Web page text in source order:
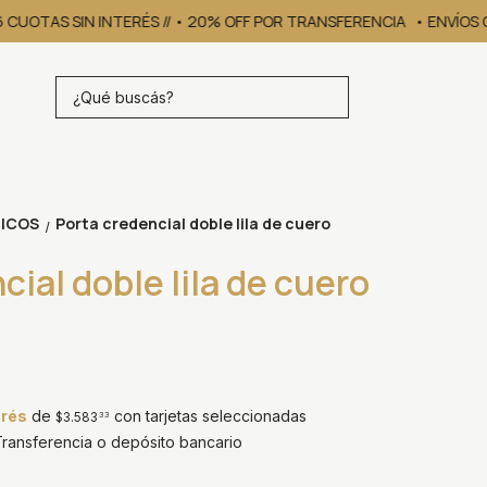
SIN INTERÉS // • 20% OFF POR TRANSFERENCIA • ENVÍOS
/ Porta credencial doble lila de cuero
doble lila de cuero
de $3.583 33 con tarjetas seleccionadas
o depósito bancario